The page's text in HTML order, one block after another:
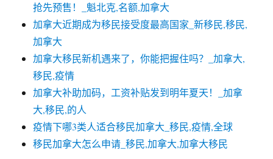
抢先预售！_魁北克,名额,加拿大
加拿大近期成为移民接受度最高国家_新移民,移民,
加拿大
加拿大移民新机遇来了，你能把握住吗？_加拿大,
移民,疫情
加拿大补助加码，工资补贴发到明年夏天！_加拿
大,移民,的人
疫情下哪3类人适合移民加拿大_移民,疫情,全球
移民加拿大怎么申请_移民,加拿大,加拿大移民